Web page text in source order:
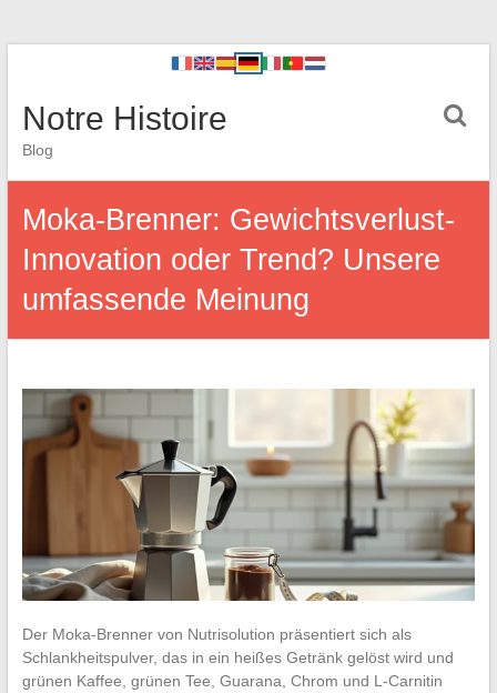
Notre Histoire
Blog
Moka-Brenner: Gewichtsverlust-
Innovation oder Trend? Unsere
umfassende Meinung
Der Moka-Brenner von Nutrisolution präsentiert sich als
Schlankheitspulver, das in ein heißes Getränk gelöst wird und
grünen Kaffee, grünen Tee, Guarana, Chrom und L-Carnitin